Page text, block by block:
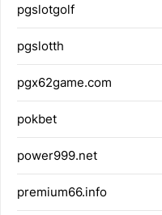
pgslotgolf
pgslotth
pgx62game.com
pokbet
power999.net
premium66.info